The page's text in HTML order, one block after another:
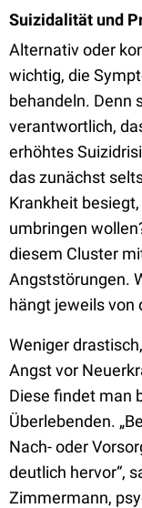
Suizidalität und
Alternativ oder
wichtig, die
behandeln. Denn
verantwortlich,
erhöhtes
das zunächst
Krankheit
umbringen
diesem Cluster
Angststörungen.
hängt jeweils von
Weniger
Angst vor
Diese findet man
Überlebenden.
Nach- oder
deutlich hervor“,
Zimmermann,